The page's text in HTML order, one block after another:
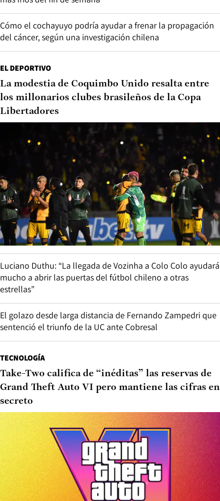
Cómo el cochayuyo podría ayudar a frenar la propagación
del cáncer, según una investigación chilena
EL DEPORTIVO
La modestia de Coquimbo Unido resalta entre
los millonarios clubes brasileños de la Copa
Libertadores
Luciano Duthu: “La llegada de Vozinha a Colo Colo ayudará
mucho a abrir las puertas del fútbol chileno a otras
estrellas”
El golazo desde larga distancia de Fernando Zampedri que
sentenció el triunfo de la UC ante Cobresal
TECNOLOGÍA
Take-Two califica de “inéditas” las reservas de
Grand Theft Auto VI pero mantiene las cifras en
secreto